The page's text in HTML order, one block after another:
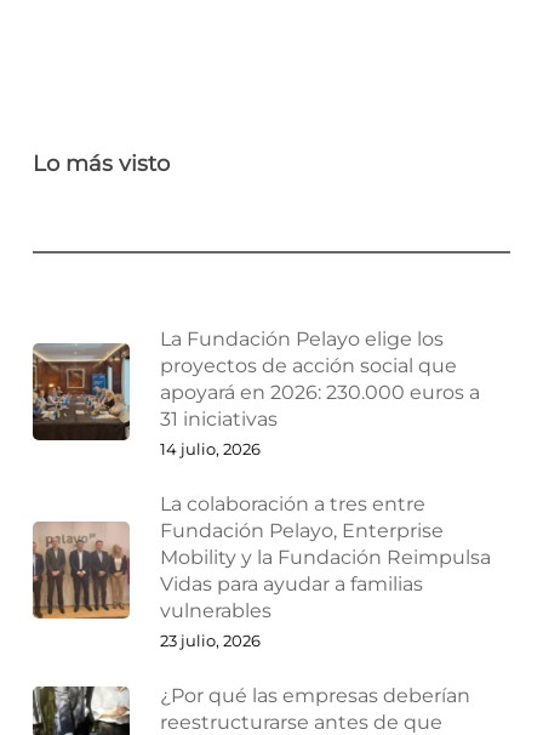
Lo más visto
La Fundación Pelayo elige los
proyectos de acción social que
apoyará en 2026: 230.000 euros a
31 iniciativas
14 julio, 2026
La colaboración a tres entre
Fundación Pelayo, Enterprise
Mobility y la Fundación Reimpulsa
Vidas para ayudar a familias
vulnerables
23 julio, 2026
¿Por qué las empresas deberían
reestructurarse antes de que